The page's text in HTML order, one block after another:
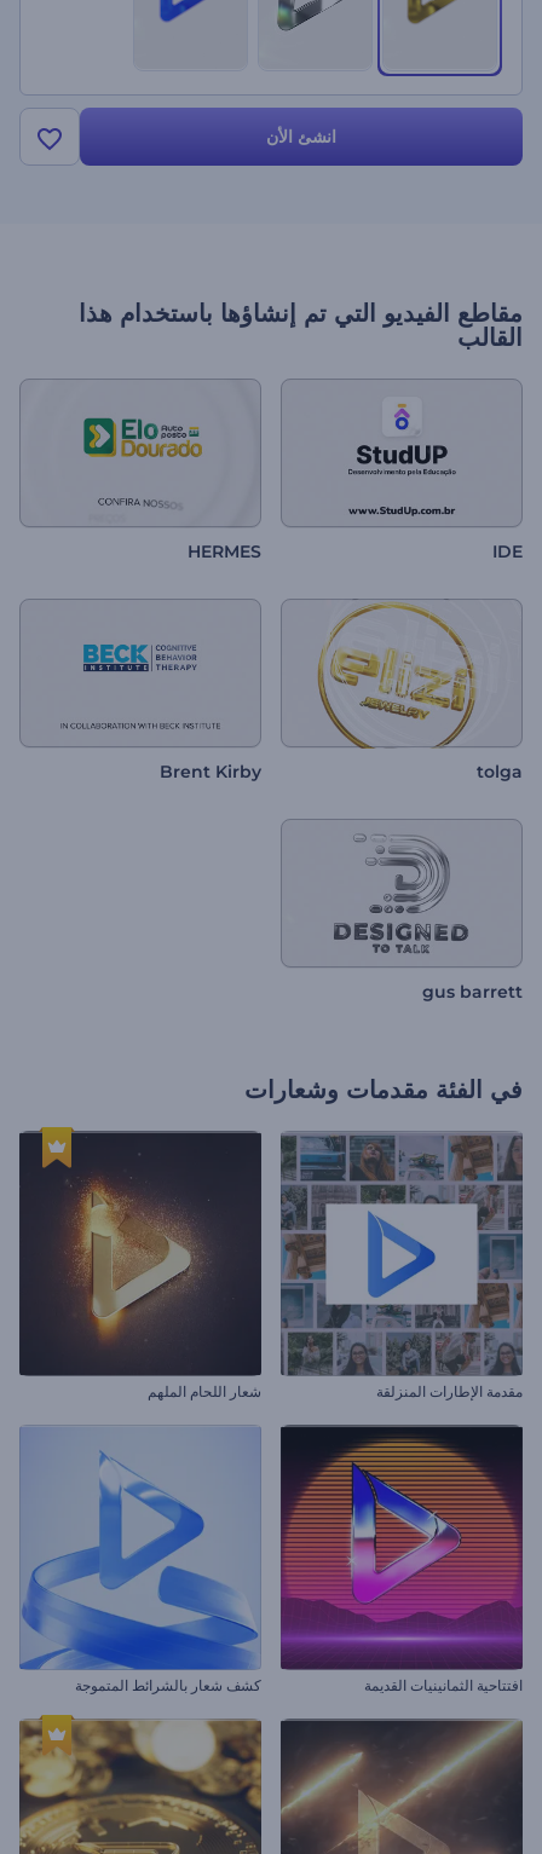
انشئ الأن
مقاطع الفيديو التي تم إنشاؤها باستخدام هذا
القالب
IDE
HERMES
tolga
Brent Kirby
gus barrett
في الفئة مقدمات وشعارات
مقدمة الإطارات المنزلقة شعار اللحام الملهم
افتتاحية الثمانينيات القديمة كشف شعار بالشرائط المتموجة